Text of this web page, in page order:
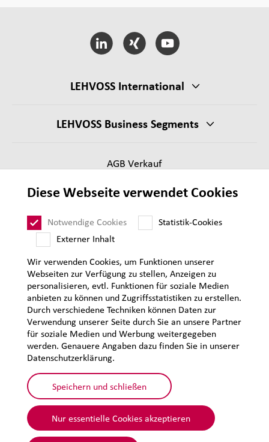
LEHVOSS International
LEHVOSS Business Segments
AGB Verkauf
Impressum
Datenschutz
© 2026 Lehmann&Voss&Co.
Diese Webseite verwendet Cookies
Notwendige Cookies
Statistik-Cookies
Externer Inhalt
Wir verwenden Cookies, um Funktionen unserer
Webseiten zur Verfügung zu stellen, Anzeigen zu
personalisieren, evtl. Funktionen für soziale Medien
anbieten zu können und Zugriffsstatistiken zu erstellen.
Durch verschiedene Techniken können Daten zur
Verwendung unserer Seite durch Sie an unsere Partner
für soziale Medien und Werbung weitergegeben
werden. Genauere Angaben dazu finden Sie in unserer
Datenschutzerklärung.
Speichern und schließen
Nur essentielle Cookies akzeptieren